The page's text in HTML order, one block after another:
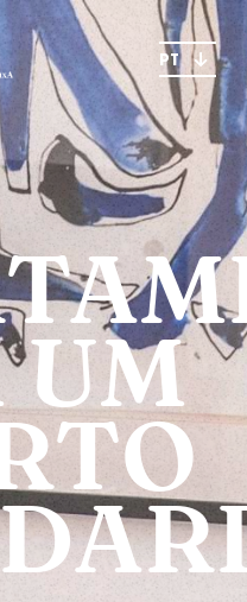
PT
UM